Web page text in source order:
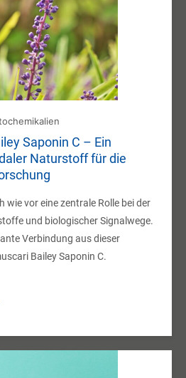
Saponin C – Ein
Naturstoff für die
wie vor eine zentrale Rolle bei der
und biologischer Signalwege.
Verbindung aus dieser
Bailey Saponin C.